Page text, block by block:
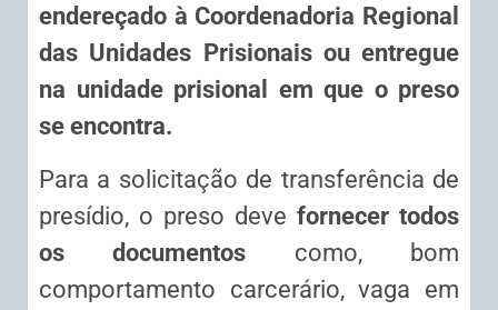
endereçado à Coordenadoria Regional
das Unidades Prisionais ou entregue
na unidade prisional em que o preso
se encontra.
Para a solicitação de transferência de
presídio, o preso deve fornecer todos
os documentos como, bom
comportamento carcerário, vaga em